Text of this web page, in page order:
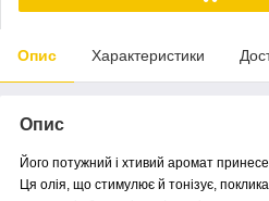
Опис Характеристики
Опис
Його потужний і хтивий аромат принесе
Ця олія, що стимулює й тонізує,